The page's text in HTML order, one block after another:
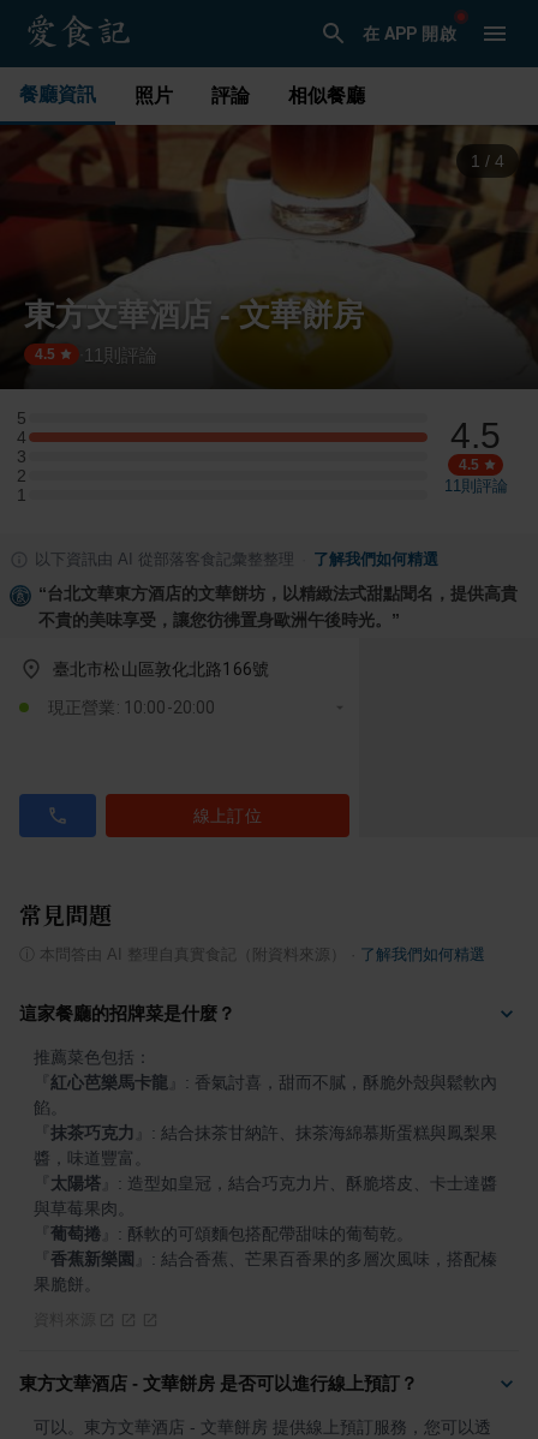
在 APP 開啟
餐廳資訊 照片 評論 相似餐廳
1 / 4
東方文華酒店 - 文華餅房
4.5 11 則評論
5
5 星：0 則評論
4
4 星：1 則評論
3
3 星：0 則評論
2
2 星：0 則評論
1
1 星：0 則評論
4.5
4.5
11則評論
以下資訊由 AI 從部落客食記彙整整理 了解我們如何精選
“台北文華東方酒店的文華餅坊，以精緻法式甜點聞名，提供高貴
不貴的美味享受，讓您彷彿置身歐洲午後時光。 ”
臺北市松山區敦化北路166號
現正營業: 10:00-20:00
線上訂位
常見問題
本問答由 AI 整理自真實食記（附資料來源） 了解我們如何精選
這家餐廳的招牌菜是什麼？
紅心芭樂馬卡龍
: 香氣討喜，甜而不膩，酥脆外殼與鬆軟內
抹茶巧克力
: 結合抹茶甘納許、抹茶海綿慕斯蛋糕與鳳梨果
太陽塔
: 造型如皇冠，結合巧克力片、酥脆塔皮、卡士達醬
葡萄捲
香蕉新樂園
: 結合香蕉、芒果百香果的多層次風味，搭配榛
果脆餅。
東方文華酒店 - 文華餅房 是否可以進行線上預訂？
可以。東方文華酒店 - 文華餅房 提供線上預訂服務，您可以透